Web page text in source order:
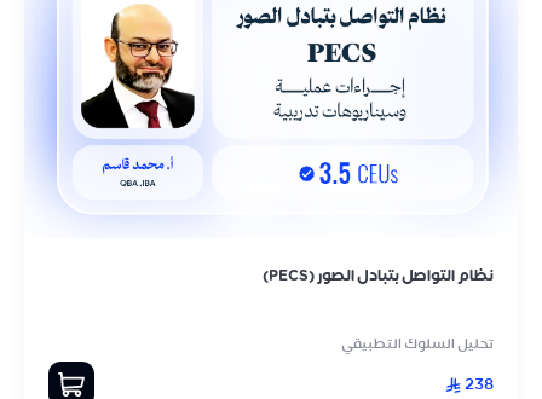
نظام التواصل بتبادل الصور (PECS)
تحليل السلوك التطبيقي
238